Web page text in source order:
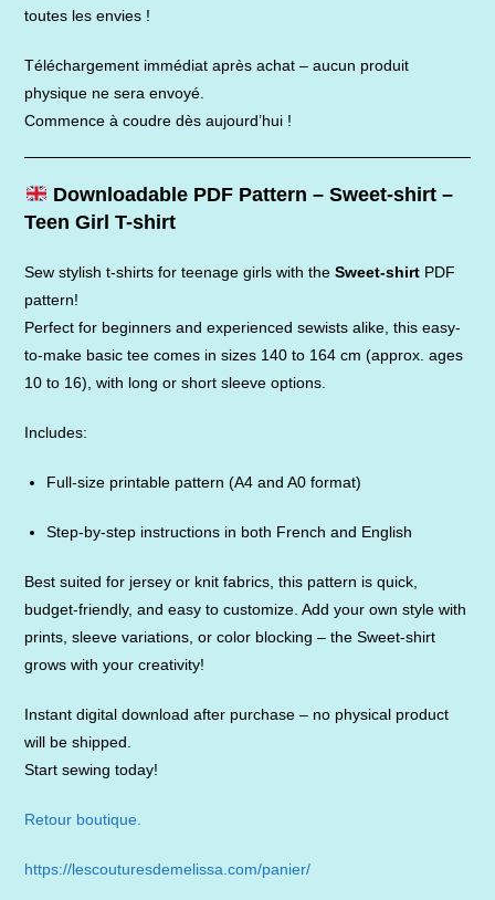
toutes les envies !
Téléchargement immédiat après achat – aucun produit
physique ne sera envoyé.
Commence à coudre dès aujourd’hui !
Downloadable PDF Pattern – Sweet-shirt –
Teen Girl T-shirt
Sew stylish t-shirts for teenage girls with theSweet-shirt PDF
pattern!
Perfect for beginners and experienced sewists alike, this easy-
to-make basic tee comes in sizes 140 to 164 cm (approx. ages
10 to 16), with long or short sleeve options.
Includes:
Full-size printable pattern (A4 and A0 format)
Step-by-step instructions in both French and English
Best suited for jersey or knit fabrics, this pattern is quick,
budget-friendly, and easy to customize. Add your own style with
prints, sleeve variations, or color blocking – the Sweet-shirt
grows with your creativity!
Instant digital download after purchase – no physical product
will be shipped.
Start sewing today!
Retour boutique.
https://lescouturesdemelissa.com/panier/